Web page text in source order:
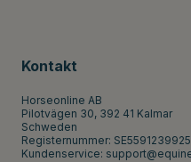
Kontakt
Horseonline AB
Pilotvägen 30, 392 41 Kalmar
Schweden
Registernummer: SE5591239925
Kundenservice: